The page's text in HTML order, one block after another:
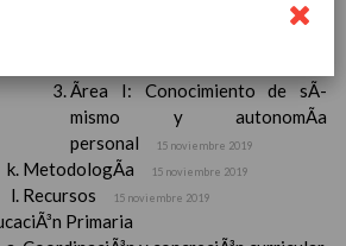
15 noviembre 2019
Ãrea I: Conocimiento de sÃ­
mismo y autonomÃ­a
personal
15 noviembre 2019
MetodologÃ­a 15 noviembre 2019
Recursos 15 noviembre 2019
Primaria